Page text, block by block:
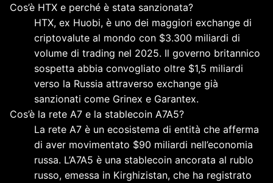
Cos’è HTX e perché è stata sanzionata?
HTX, ex Huobi, è uno dei maggiori exchange di
criptovalute al mondo con $3.300 miliardi di
volume di trading nel 2025. Il governo britannico
sospetta abbia convogliato oltre $1,5 miliardi
verso la Russia attraverso exchange già
sanzionati come Grinex e Garantex.
Cos’è la rete A7 e la stablecoin A7A5?
La rete A7 è un ecosistema di entità che afferma
di aver movimentato $90 miliardi nell’economia
russa. L’A7A5 è una stablecoin ancorata al rublo
russo, emessa in Kirghizistan, che ha registrato